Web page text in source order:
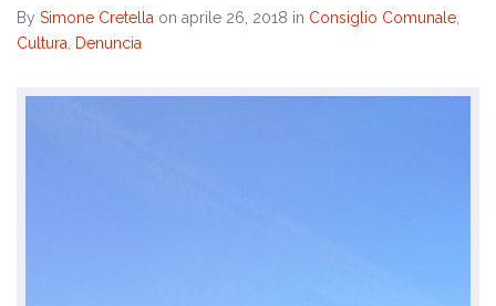
By Simone Cretella on aprile 26, 2018 in Consiglio Comunale
Cultura
Denuncia